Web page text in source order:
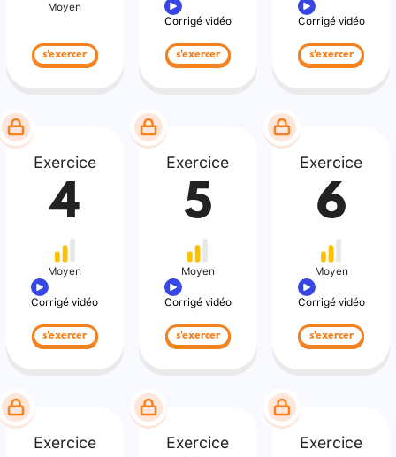
Moyen
s'exercer
Corrigé vidéo
s'exercer
Corrigé vidéo
s'exercer
Exercice
4
Moyen
Corrigé vidéo
s'exercer
Exercice
5
Moyen
Corrigé vidéo
s'exercer
Exercice
6
Moyen
Corrigé vidéo
s'exercer
Exercice Exercice Exercice